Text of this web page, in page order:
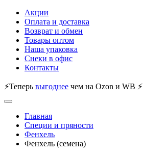
Акции
Оплата и доставка
Возврат и обмен
Товары оптом
Наша упаковка
Снеки в офис
Контакты
⚡Теперь выгоднее чем на Ozon и WB ⚡
Главная
Специи и пряности
Фенхель
Фенхель (семена)